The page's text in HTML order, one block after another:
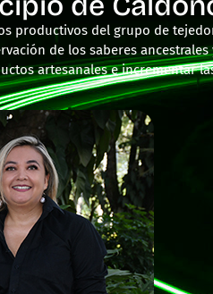
productivos del grupo de
de los saberes
artesanales e incrementar